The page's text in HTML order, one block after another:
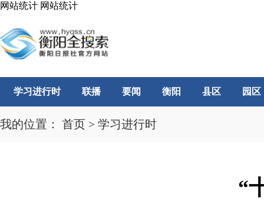
网站统计 网站统计
学习进行时 联播 要闻 衡阳 县区 园区
我的位置： 首页 > 学习进行时
“